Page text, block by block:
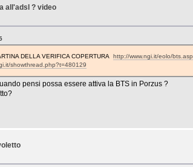
all'adsl ? video
DELLA VERIFICA COPERTURAhttp://www.ngi.it/eolo/bts.asp
showthread.php?t=480129
pensi possa essere attiva la BTS in Porzus ?